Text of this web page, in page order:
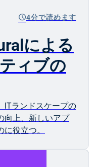
schedule4分で読めます
による
ィブの
ITランドスケープの
向上、新しいアプ
役立つ。